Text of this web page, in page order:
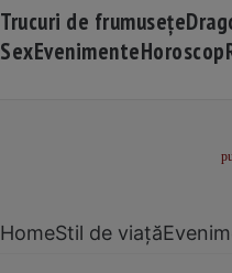
Trucuri de frumusețe
SexEvenimenteHoroscop
HomeStil de viață